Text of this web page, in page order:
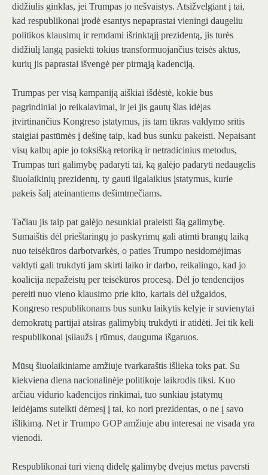
didžiulis ginklas, jei Trumpas jo nešvaistys. Atsižvelgiant į tai,
kad respublikonai įrodė esantys nepaprastai vieningi daugeliu
politikos klausimų ir remdami išrinktąjį prezidentą, jis turės
didžiulį langą pasiekti tokius transformuojančius teisės aktus,
kurių jis paprastai išvengė per pirmąją kadenciją.
Trumpas per visą kampaniją aiškiai išdėstė, kokie bus
pagrindiniai jo reikalavimai, ir jei jis gautų šias idėjas
įtvirtinančius Kongreso įstatymus, jis tam tikras valdymo sritis
staigiai pastūmės į dešinę taip, kad bus sunku pakeisti. Nepaisant
visų kalbų apie jo toksišką retoriką ir netradicinius metodus,
Trumpas turi galimybę padaryti tai, ką galėjo padaryti nedaugelis
šiuolaikinių prezidentų, ty gauti ilgalaikius įstatymus, kurie
pakeis šalį ateinantiems dešimtmečiams.
Tačiau jis taip pat galėjo nesunkiai praleisti šią galimybę.
Sumaištis dėl prieštaringų jo paskyrimų gali atimti brangų laiką
nuo teisėkūros darbotvarkės, o paties Trumpo nesidomėjimas
valdyti gali trukdyti jam skirti laiko ir darbo, reikalingo, kad jo
koalicija nepažeistų per teisėkūros procesą. Dėl jo tendencijos
pereiti nuo vieno klausimo prie kito, kartais dėl užgaidos,
Kongreso respublikonams bus sunku laikytis kelyje ir suvienytai
demokratų partijai atsiras galimybių trukdyti ir atidėti. Jei tik keli
respublikonai įsilaužs į rūmus, dauguma išgaruos.
Mūsų šiuolaikiniame amžiuje tvarkaraštis išlieka toks pat. Su
kiekviena diena nacionalinėje politikoje laikrodis tiksi. Kuo
arčiau vidurio kadencijos rinkimai, tuo sunkiau įstatymų
leidėjams sutelkti dėmesį į tai, ko nori prezidentas, o ne į savo
išlikimą. Net ir Trumpo GOP amžiuje abu interesai ne visada yra
vienodi.
Respublikonai turi vieną didelę galimybę dvejus metus paversti